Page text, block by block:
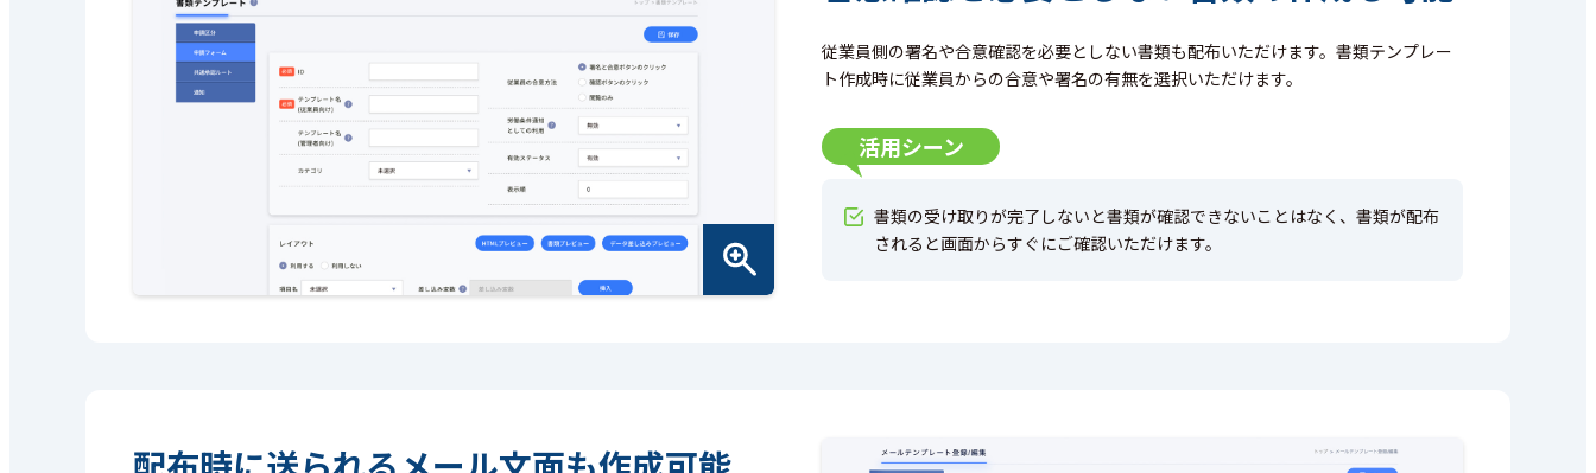
従業員側の署名や合意確認を必要としない書類も配布いただけます。書類テンプレー
ト作成時に従業員からの合意や署名の有無を選択いただけます。
活用シーン
書類の受け取りが完了しないと書類が確認できないことはなく、書類が配布
されると画面からすぐにご確認いただけます。